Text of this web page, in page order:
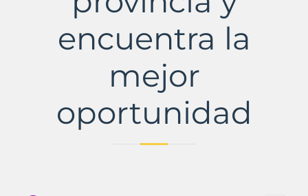
encuentra la
mejor
oportunidad